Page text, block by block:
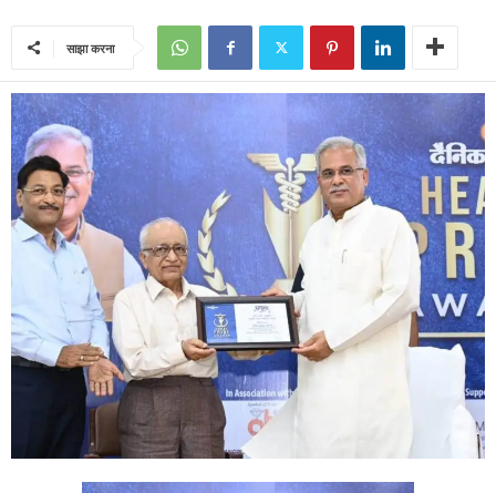
साझा करना